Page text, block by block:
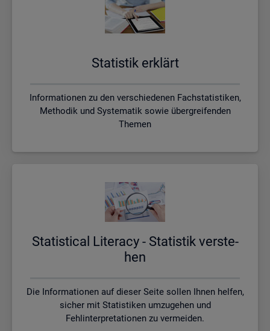
Sta­tis­tik er­klärt
Informationen zu den verschiedenen Fachstatistiken,
Methodik und Systematik sowie übergreifenden
Themen
Sta­ti­s­ti­cal Li­te­r­acy - Sta­tis­tik ver­ste­
hen
Die Informationen auf dieser Seite sollen Ihnen helfen,
sicher mit Statistiken umzugehen und
Fehlinterpretationen zu vermeiden.